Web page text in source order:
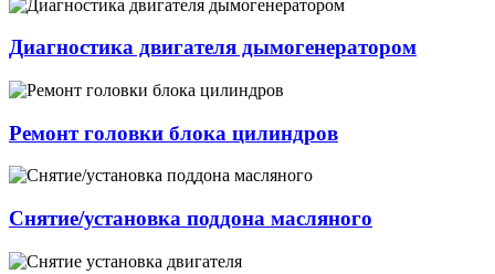
Диагностика двигателя дымогенератором
Ремонт головки блока цилиндров
Cнятие/установка поддона масляного